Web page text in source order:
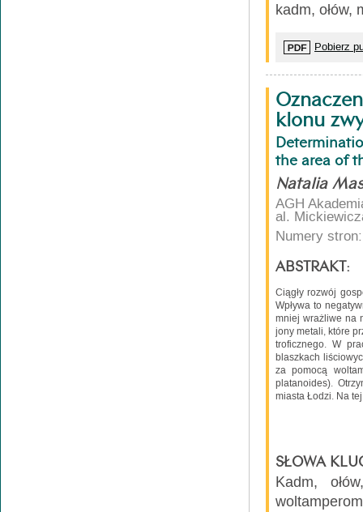
kadm, ołów,
Pobierz
klonu
the area of
Natalia
AGH
al.
Numery
ABSTRAKT:
Ciągły rozwój
Wpływa to
mniej wrażliwe na
jony metali, które
troficznego. W
blaszkach
za pomocą
platanoides).
miasta Łodzi. Na
SŁOWA
Kadm,